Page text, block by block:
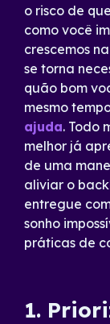
o risco de
como você
crescemos
se torna
quão bom
mesmo
ajuda. Todo
melhor já
de uma
aliviar o
entregue
sonho
práticas de
1.